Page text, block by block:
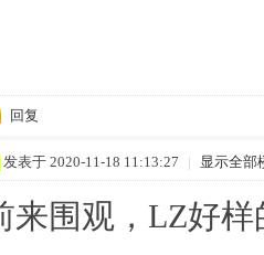
回复
发表于 2020-11-18 11:13:27 | 显示全部
来围观，LZ好样